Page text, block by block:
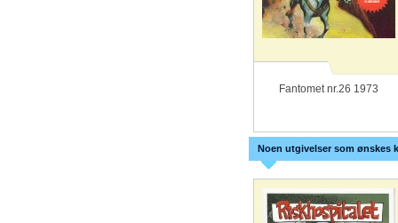
Fantomet nr.26 1973
Noen utgivelser som ønskes